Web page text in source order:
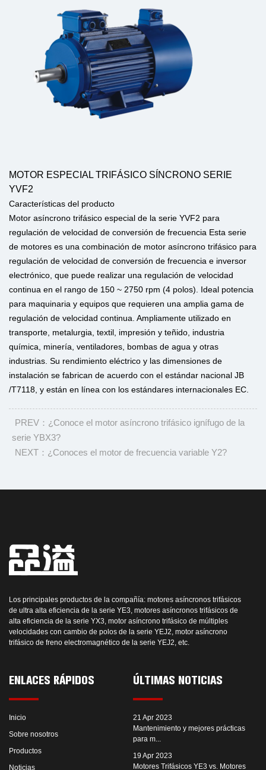
MOTOR ESPECIAL TRIFÁSICO SÍNCRONO SERIE
YVF2
Características del producto
Motor asíncrono trifásico especial de la serie YVF2 para
regulación de velocidad de conversión de frecuencia Esta serie
de motores es una combinación de motor asíncrono trifásico para
regulación de velocidad de conversión de frecuencia e inversor
electrónico, que puede realizar una regulación de velocidad
continua en el rango de 150 ~ 2750 rpm (4 polos). Ideal potencia
para maquinaria y equipos que requieren una amplia gama de
regulación de velocidad continua. Ampliamente utilizado en
transporte, metalurgia, textil, impresión y teñido, industria
química, minería, ventiladores, bombas de agua y otras
industrias. Su rendimiento eléctrico y las dimensiones de
instalación se fabrican de acuerdo con el estándar nacional JB
/T7118, y están en línea con los estándares internacionales EC.
PREV：¿Conoce el motor asíncrono trifásico ignífugo de la
serie YBX3?
NEXT：¿Conoces el motor de frecuencia variable Y2?
Los principales productos de la compañía: motores asíncronos trifásicos
de ultra alta eficiencia de la serie YE3, motores asíncronos trifásicos de
alta eficiencia de la serie YX3, motor asíncrono trifásico de múltiples
velocidades con cambio de polos de la serie YEJ2, motor asíncrono
trifásico de freno electromagnético de la serie YEJ2, etc.
ENLACES RÁPIDOS
Inicio
Sobre nosotros
Productos
Noticias
ÚLTIMAS NOTICIAS
21 Apr 2023
Mantenimiento y mejores prácticas
para m...
19 Apr 2023
Motores Trifásicos YE3 vs. Motores